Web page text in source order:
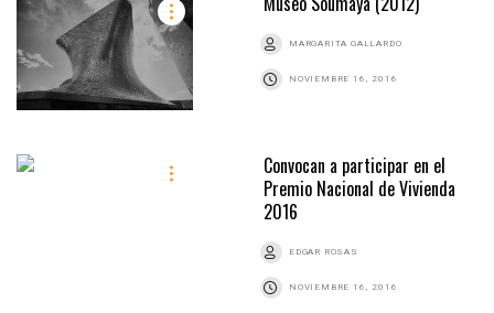
MARGARITA GALLARDO
NOVIEMBRE 16, 2016
Convocan a participar en el
Premio Nacional de Vivienda
2016
EDGAR ROSAS
NOVIEMBRE 16, 2016